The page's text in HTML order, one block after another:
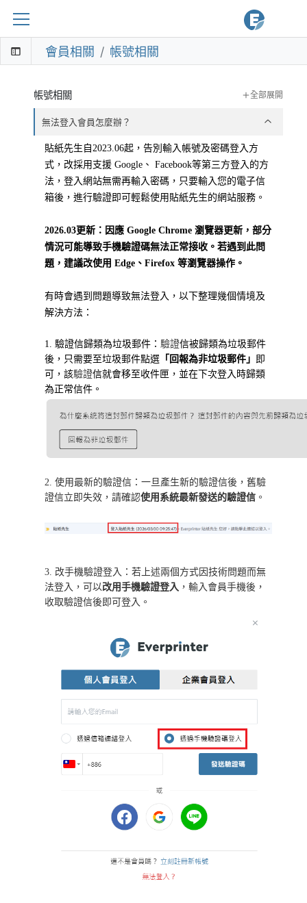
會員相關 帳號相關
帳號相關 全部展開
無法登入會員怎麼辦？
貼紙先生自2023.06起，告別輸入帳號及密碼登入方
式，改採用支援 Google、 Facebook等第三方登入的方
法，登入網站無需再輸入密碼，只要輸入您的電子信
箱後，進行驗證即可輕鬆使用貼紙先生的網站服務。
2026.03更新：因應 Google Chrome 瀏覽器更新，部分
情況可能導致手機驗證碼無法正常接收。若遇到此問
題，建議改使用 Edge、Firefox 等瀏覽器操作。
有時會遇到問題導致無法登入，以下整理幾個情境及
解決方法：
1. 驗證信歸類為垃圾郵件： 驗證信被歸類為垃圾郵件
後，只需要至垃圾郵件點選 「回報為非垃圾郵件」
即
可，該驗證信就會移至收件匣，並在下次登入時歸類
為正常信件。
2. 使用最新的驗證信：一旦產生新的驗證信後，舊驗
證信立即失效，請確認使用 系統最新發送的驗證信 。
3. 改手機驗證登入：若上述兩個方式因技術問題而無
法登入，可以改用手機驗證登入 ，輸入會員手機後，
收取驗證信後即可登入。